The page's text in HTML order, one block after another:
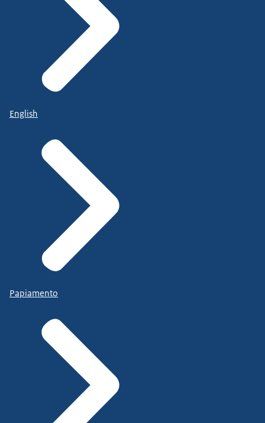
English
Papiamento